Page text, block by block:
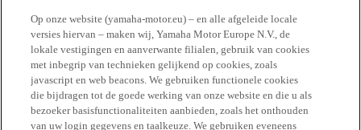
Op onze website (yamaha-motor.eu) – en alle afgeleide locale
versies hiervan – maken wij, Yamaha Motor Europe N.V., de
lokale vestigingen en aanverwante filialen, gebruik van cookies
met inbegrip van technieken gelijkend op cookies, zoals
javascript en web beacons. We gebruiken functionele cookies
die bijdragen tot de goede werking van onze website en die u als
bezoeker basisfunctionaliteiten aanbieden, zoals het onthouden
van uw login gegevens en taalkeuze. We gebruiken eveneens